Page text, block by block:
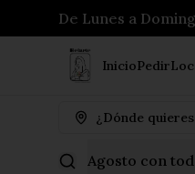
De Lunes a
InicioPedir
¿Dónde
Agosto con